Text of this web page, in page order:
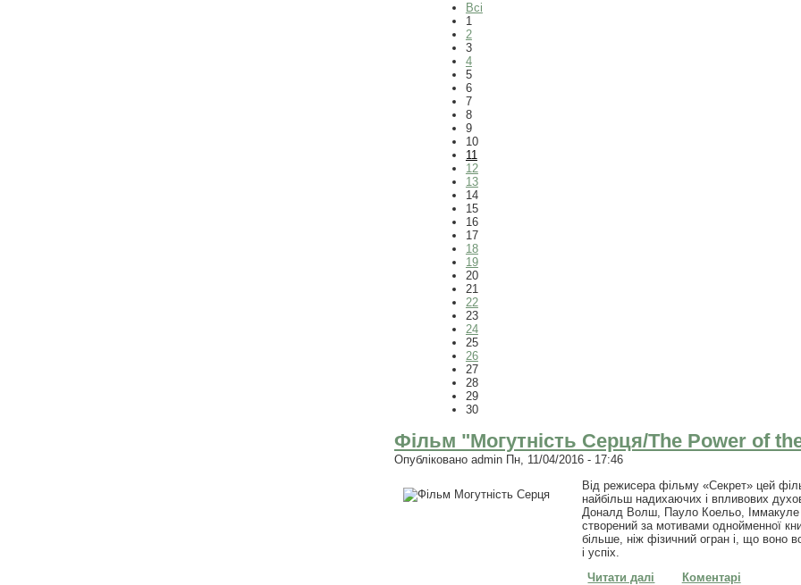
Всі
1
2
3
4
5
6
7
8
9
10
11
12
13
14
15
16
17
18
19
20
21
22
23
24
25
26
27
28
29
30
Фільм "Могутність Серця/The Power of
Опубліковано adminПн, 11/04/2016 - 17:46
Від режисера фільму «Секрет» цей
найбільш надихаючих і впливових
Доналд Волш, Пауло Коельо, Іммакуле
створений за мотивами однойменної
більше, ніж фізичний огран і, що воно
і успіх.
Читати далі про Фільм "Могутність
Коментарі